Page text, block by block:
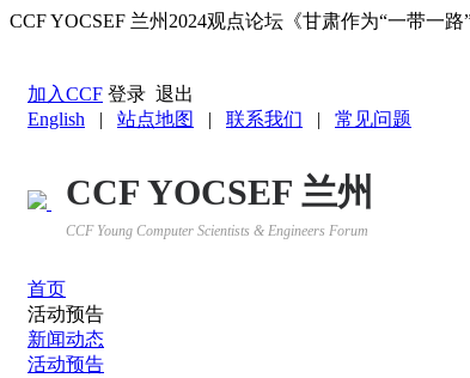
CCF YOCSEF 兰州2024观点论坛《甘肃作为“一带一
加入CCF 登录 退出
English | 站点地图 | 联系我们 | 常见问题
CCF YOCSEF 兰州
CCF Young Computer Scientists & Engineers Forum
首页
活动预告
新闻动态
活动预告